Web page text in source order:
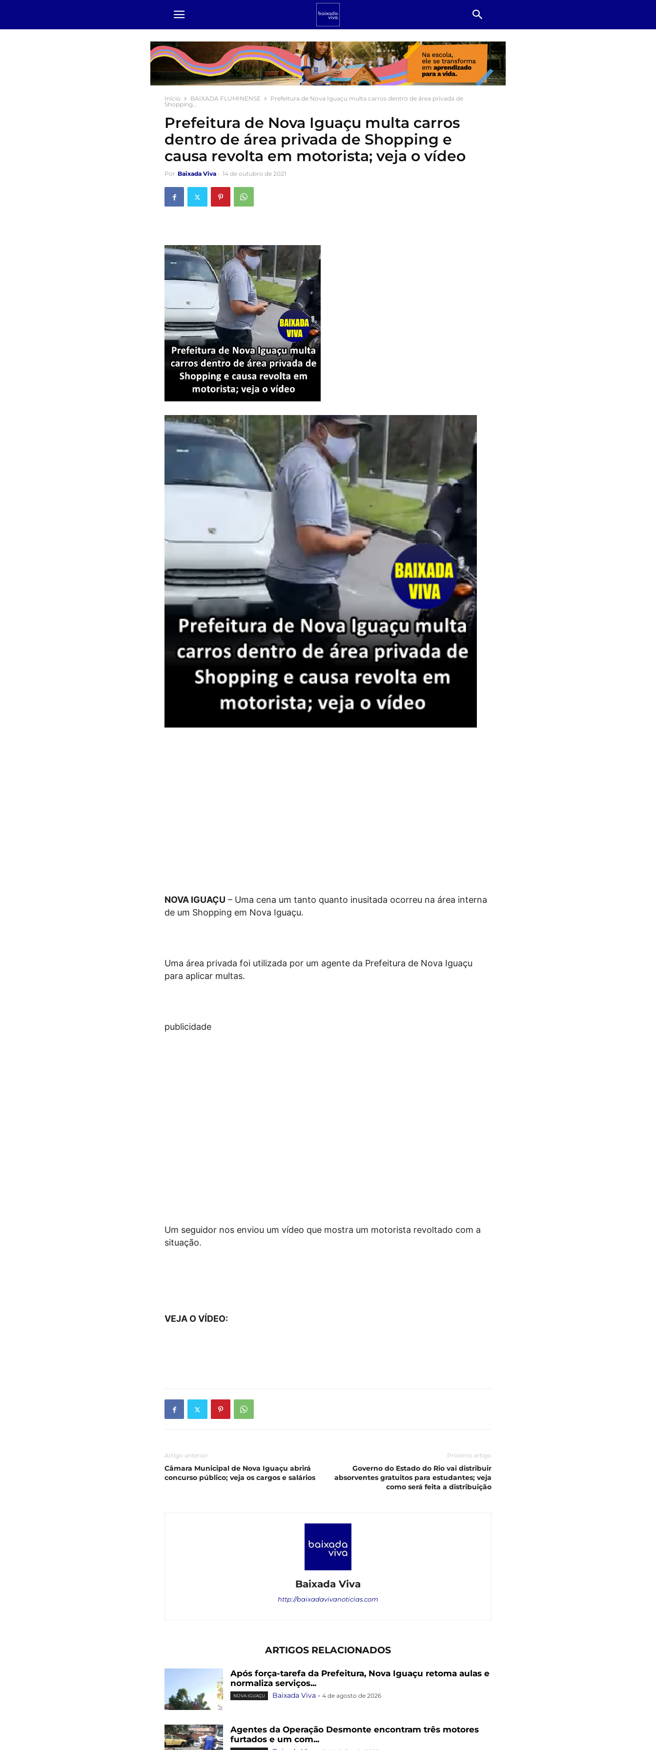
Início BAIXADA FLUMINENSE
Prefeitura de Nova Iguaçu multa carros dentro de área privada de
Shopping...
Prefeitura de Nova Iguaçu multa carros
dentro de área privada de Shopping e
causa revolta em motorista; veja o vídeo
Por Baixada Viva - 14 de outubro de 2021
NOVA IGUAÇU – Uma cena um tanto quanto inusitada ocorreu na área interna
de um Shopping em Nova Iguaçu.
Uma área privada foi utilizada por um agente da Prefeitura de Nova Iguaçu
para aplicar multas.
publicidade
Um seguidor nos enviou um vídeo que mostra um motorista revoltado com a
situação.
VEJA O VÍDEO:
Artigo anterior
Câmara Municipal de Nova Iguaçu abrirá
concurso público; veja os cargos e salários
Próximo artigo
Governo do Estado do Rio vai distribuir
absorventes gratuitos para estudantes; veja
como será feita a distribuição
Baixada Viva
http://baixadavivanoticias.com
ARTIGOS RELACIONADOS
Após força-tarefa da Prefeitura, Nova Iguaçu retoma aulas e
normaliza serviços...
NOVA IGUAÇU Baixada Viva - 4 de agosto de 2026
Agentes da Operação Desmonte encontram três motores
furtados e um com...